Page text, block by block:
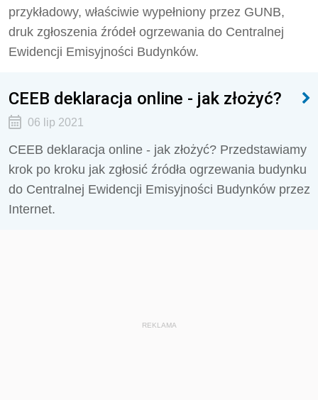
przykładowy, właściwie wypełniony przez GUNB,
druk zgłoszenia źródeł ogrzewania do Centralnej
Ewidencji Emisyjności Budynków.
CEEB deklaracja online - jak złożyć?
06 lip 2021
CEEB deklaracja online - jak złożyć? Przedstawiamy
krok po kroku jak zgłosić źródła ogrzewania budynku
do Centralnej Ewidencji Emisyjności Budynków przez
Internet.
REKLAMA